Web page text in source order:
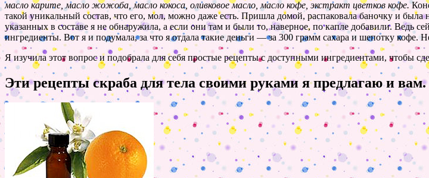
масло карите, масло жожоба, масло кокоса, оливковое масло, масло кофе, экстракт цветков кофе.
такой уникальный состав, что его, мол, можно даже есть. Пришла домой, распаковала баночку и была
указанных в составе я не обнаружила, а если они там и были то, наверное, по капле добавили. Ведь
ингредиенты. Вот я и подумала, за что я отдала такие деньги — за 300 грамм сахара и шепотку кофе.
Я изучила этот вопрос и подобрала для себя простые рецепты с доступными ингредиентами, чтобы
Эти рецепты скраба для тела своими руками я предлагаю и вам.